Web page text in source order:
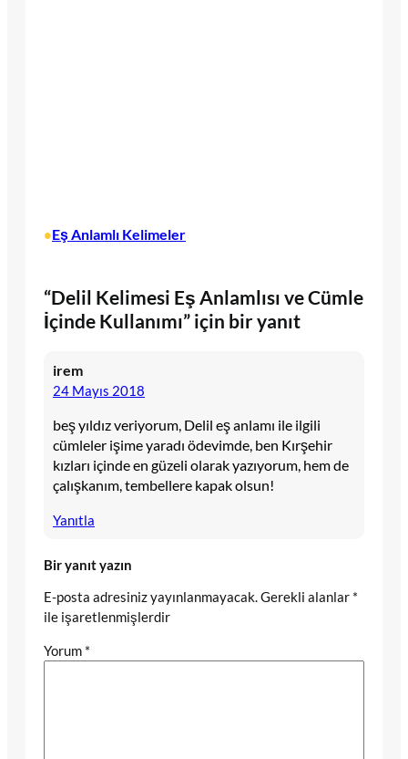
•Eş Anlamlı Kelimeler
“Delil Kelimesi Eş Anlamlısı ve Cümle
İçinde Kullanımı” için bir yanıt
irem
24 Mayıs 2018
beş yıldız veriyorum, Delil eş anlamı ile ilgili
cümleler işime yaradı ödevimde, ben Kırşehir
kızları içinde en güzeli olarak yazıyorum, hem de
çalışkanım, tembellere kapak olsun!
Yanıtla
Bir yanıt yazın
E-posta adresiniz yayınlanmayacak.Gerekli alanlar *
ile işaretlenmişlerdir
Yorum *